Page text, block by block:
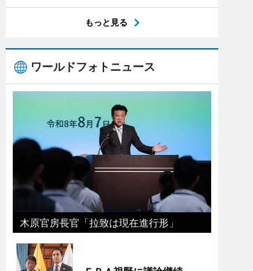
もっと見る
ワールドフォトニュース
木原官房長官「拉致は現在進行形」